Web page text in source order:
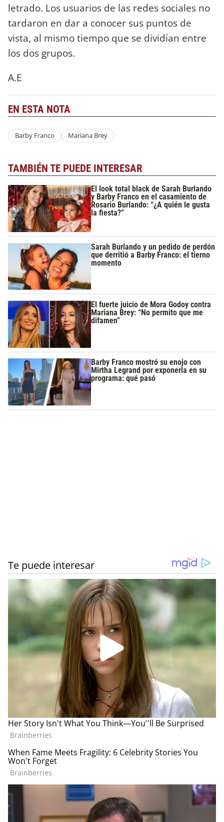
letrado. Los usuarios de las redes sociales no
tardaron en dar a conocer sus puntos de
vista, al mismo tiempo que se dividían entre
los dos grupos.
A.E
EN ESTA NOTA
Barby Franco Mariana Brey
TAMBIÉN TE PUEDE INTERESAR
El look total black de Sarah Burlando
y Barby Franco en el casamiento de
Rosario Burlando: “¿A quién le gusta
la fiesta?”
Sarah Burlando y un pedido de perdón
que derritió a Barby Franco: el tierno
momento
El fuerte juicio de Mora Godoy contra
Mariana Brey: “No permito que me
difamen”
Barby Franco mostró su enojo con
Mirtha Legrand por exponerla en su
programa: qué pasó